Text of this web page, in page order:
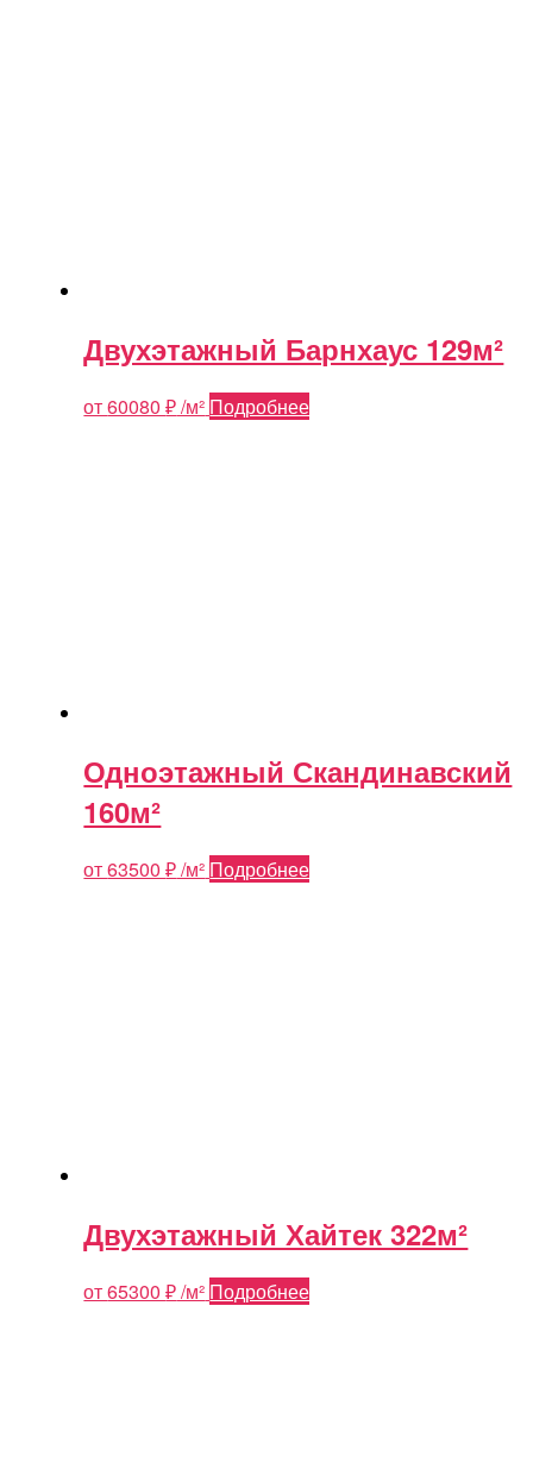
Двухэтажный Барнхаус 129м²
от60080₽/м² Подробнее
Одноэтажный Скандинавский
160м²
от63500₽/м² Подробнее
Двухэтажный Хайтек 322м²
от65300₽/м² Подробнее